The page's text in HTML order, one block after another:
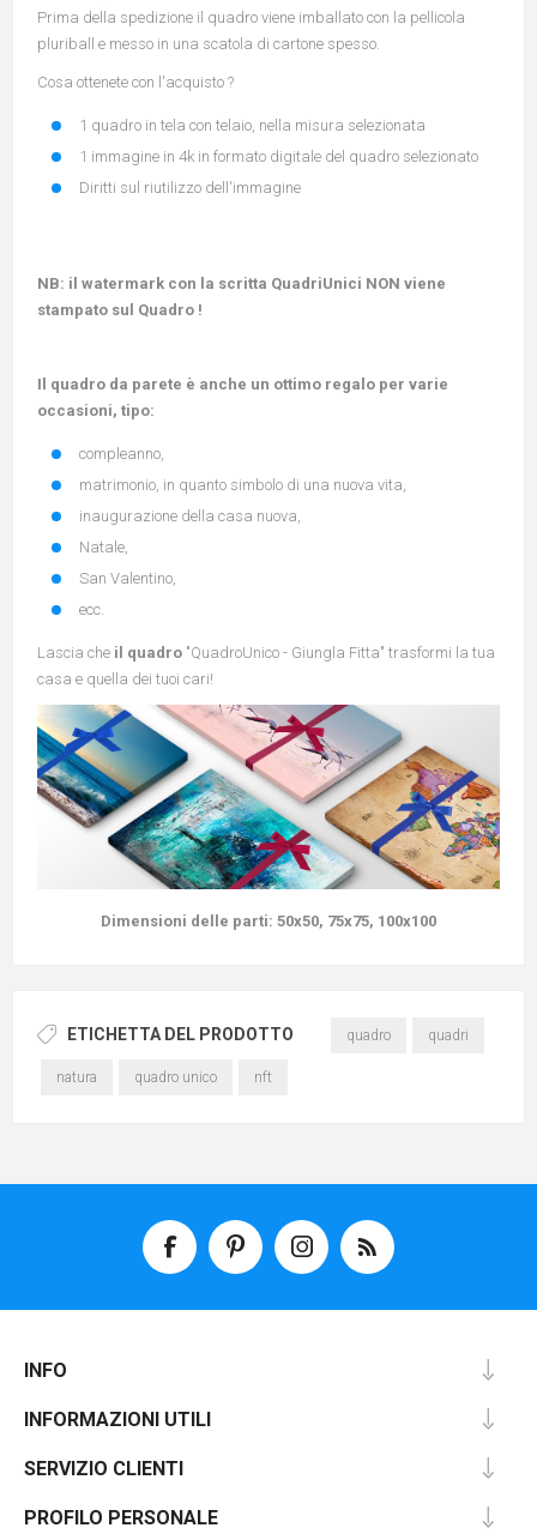
Prima della spedizione il quadro viene imballato con la pellicola
pluriball e messo in una scatola di cartone spesso.
Cosa ottenete con l'acquisto ?
1 quadro in tela con telaio, nella misura selezionata
1 immagine in 4k in formato digitale del quadro selezionato
Diritti sul riutilizzo dell'immagine
NB: il watermark con la scritta QuadriUnici NON viene
stampato sul Quadro !
Il quadro da parete è anche un ottimo regalo per varie
occasioni, tipo:
compleanno,
matrimonio, in quanto simbolo di una nuova vita,
inaugurazione della casa nuova,
Natale,
San Valentino,
ecc.
Lascia che il quadro "QuadroUnico - Giungla Fitta" trasformi la tua
casa e quella dei tuoi cari!
Dimensioni delle parti: 50x50, 75x75, 100x100
ETICHETTA DEL PRODOTTO quadro quadri
natura quadro unico nft
INFO
INFORMAZIONI UTILI
SERVIZIO CLIENTI
PROFILO PERSONALE